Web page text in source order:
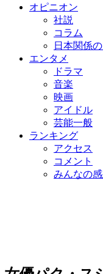
オピニオン
社説
コラム
日本関係
エンタメ
ドラマ
音楽
映画
アイドル
芸能一般
ランキング
アクセス
コメント
みんなの